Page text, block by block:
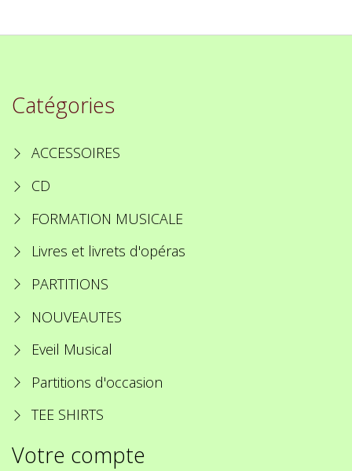
Catégories
ACCESSOIRES
CD
FORMATION MUSICALE
Livres et livrets d'opéras
PARTITIONS
NOUVEAUTES
Eveil Musical
Partitions d'occasion
TEE SHIRTS
Votre compte